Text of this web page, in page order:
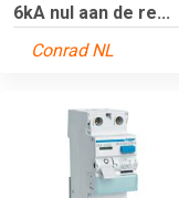
6kA nul aan de re...
Conrad NL